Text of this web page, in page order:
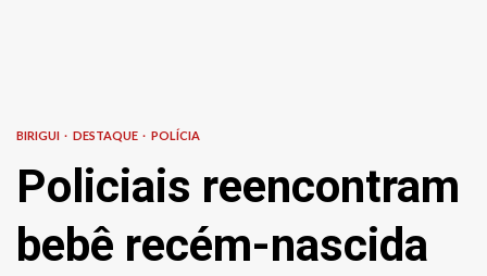
BIRIGUI DESTAQUE POLÍCIA
Policiais reencontram
bebê recém-nascida